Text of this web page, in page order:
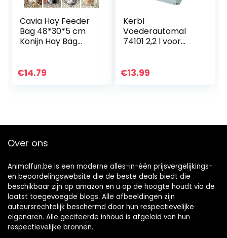
Cavia Hay Feeder
Bag 48*30*5 cm
Konijn Hay Bag
Cavia Konijn,
€14.79
Kerbl
Voederautomal
74101 2,2 l voor
€13.99
Over ons
Animalfun.be is een moderne alles-in-één prijsvergelijkings-
en beoordelingswebsite die de beste deals biedt die
beschikbaar zijn op amazon en u op de hoogte houdt via de
laatst toegevoegde blogs. Alle afbeeldingen zijn
auteursrechtelijk beschermd door hun respectievelijke
eigenaren. Alle geciteerde inhoud is afgeleid van hun
respectievelijke bronnen.